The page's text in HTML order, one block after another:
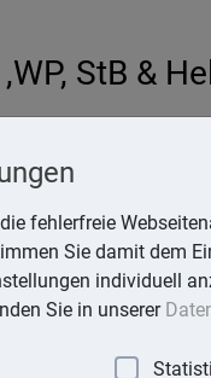
StB &
online.de
fehlerfreie
Sie damit dem
individuell
Sie in unserer